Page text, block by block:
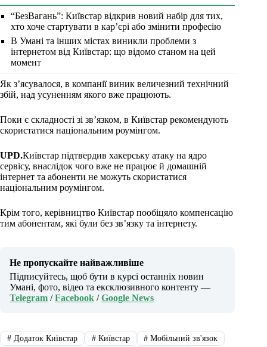
“БезВагань”: Київстар відкрив новий набір для тих,
хто хоче стартувати в кар’єрі або змінити професію
В Умані та інших містах виникли проблеми з
інтернетом від Київстар: що відомо станом на цей
момент
Як з’ясувалося, в компанії виник величезний технічний
збій, над усуненням якого вже працюють.
Поки є складності зі зв’язком, в Київстар рекомендують
скористатися національним роумінгом.
UPD.Київстар підтвердив хакерську атаку на ядро
сервісу, внаслідок чого вже не працює й домашній
інтернет та абоненти не можуть скористатися
національним роумінгом.
Крім того, керівництво Київстар пообіцяло компенсацію
тим абонентам, які були без зв’язку та інтернету.
Не пропускайте найважливіше
Підписуйтесь, щоб бути в курсі останніх новин
Умані, фото, відео та ексклюзивного контенту —
Telegram /Facebook /Google News
#Додаток Київстар #Київстар # Мобільний зв'язок